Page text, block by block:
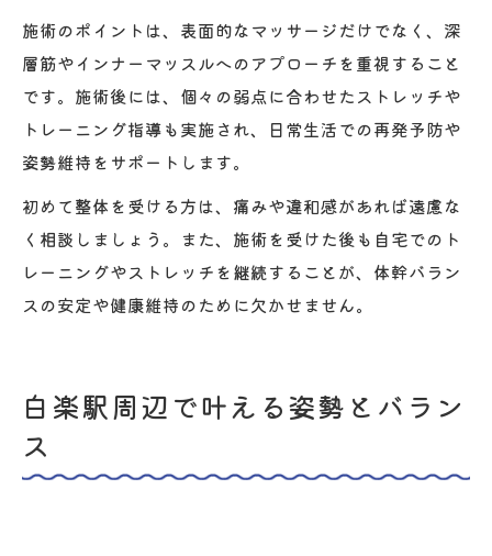
施術のポイントは、表面的なマッサージだけでなく、深
層筋やインナーマッスルへのアプローチを重視すること
です。施術後には、個々の弱点に合わせたストレッチや
トレーニング指導も実施され、日常生活での再発予防や
姿勢維持をサポートします。
初めて整体を受ける方は、痛みや違和感があれば遠慮な
く相談しましょう。また、施術を受けた後も自宅でのト
レーニングやストレッチを継続することが、体幹バラン
スの安定や健康維持のために欠かせません。
白楽駅周辺で叶える姿勢とバラン
ス